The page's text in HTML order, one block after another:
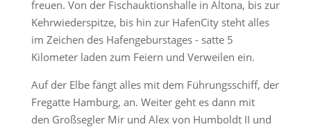
freuen. Von der Fischauktionshalle in Altona, bis zur
Kehrwiederspitze, bis hin zur HafenCity steht alles
im Zeichen des Hafengeburstages - satte 5
Kilometer laden zum Feiern und Verweilen ein.
Auf der Elbe fängt alles mit dem Führungsschiff, der
Fregatte Hamburg, an. Weiter geht es dann mit
den Großsegler Mir und Alex von Humboldt II und